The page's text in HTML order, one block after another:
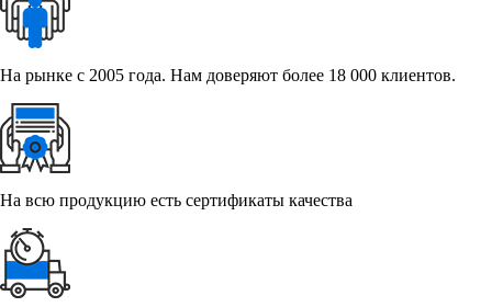
На рынке с 2005 года. Нам доверяют более 18 000 клиентов.
На всю продукцию есть сертификаты качества